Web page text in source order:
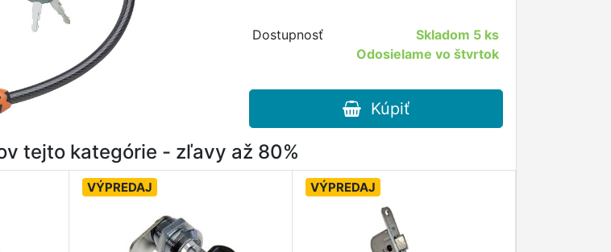
Dostupnosť Skladom 5 ks
Odosielame vo štvrtok
Kúpiť
tejto kategórie - zľavy až 80%
VÝPREDAJ VÝPREDAJ